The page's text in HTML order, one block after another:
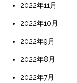
2022年11月
2022年10月
2022年9月
2022年8月
2022年7月